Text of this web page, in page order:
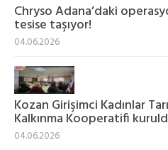
Chryso Adana’daki
tesise taşıyor!
04.06.2026
Kozan Girişimci Kadınlar
Kalkınma Kooperatifi
04.06.2026